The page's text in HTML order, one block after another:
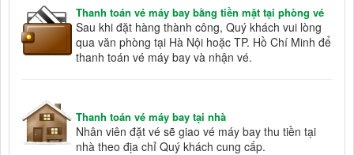
Thanh toán vé máy bay bằng tiền mặt tại phòng vé
Sau khi đặt hàng thành công, Quý khách vui lòng
qua văn phòng tại Hà Nội hoặc TP. Hồ Chí Minh để
thanh toán vé máy bay và nhận vé.
Thanh toán vé máy bay tại nhà
Nhân viên đặt vé sẽ giao vé máy bay thu tiền tại
nhà theo địa chỉ Quý khách cung cấp.